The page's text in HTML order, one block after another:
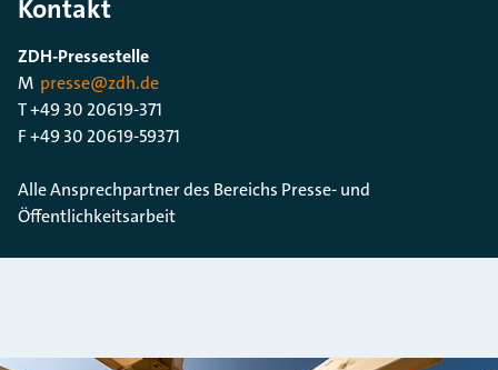
Kontakt
ZDH-Pressestelle
M presse@zdh.de
T +49 30 20619-371
F +49 30 20619-59371
Alle Ansprechpartner des Bereichs Presse- und
Öffentlichkeitsarbeit